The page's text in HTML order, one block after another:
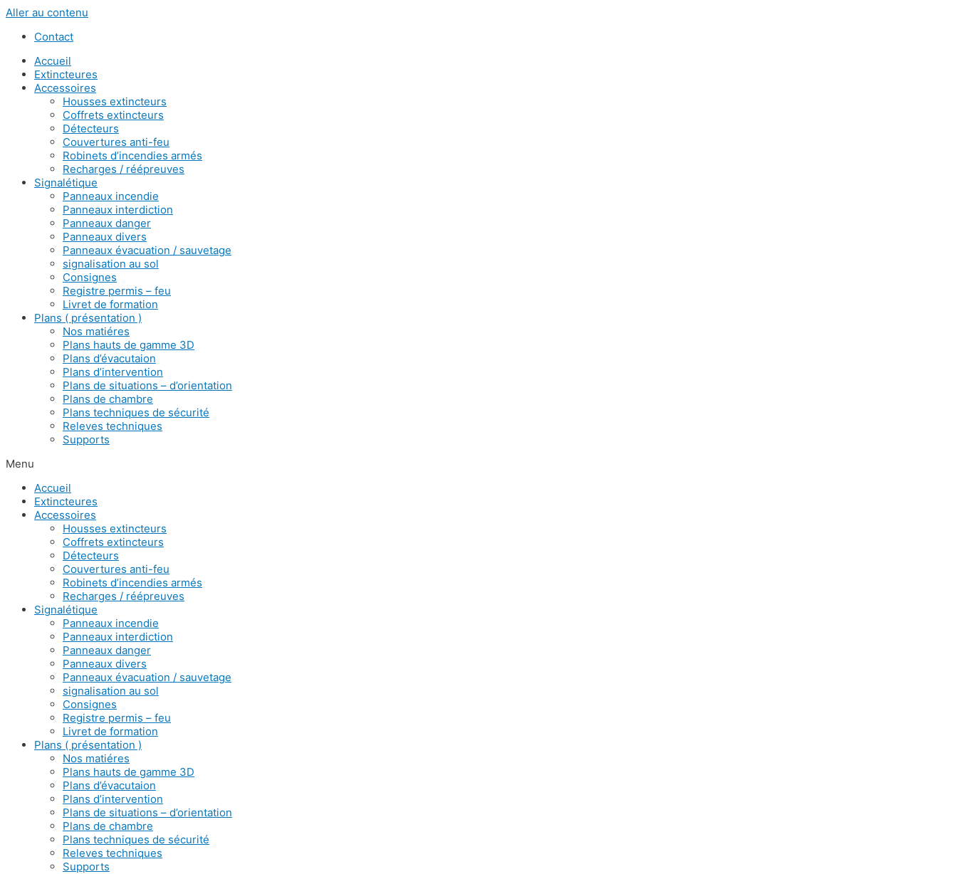
Aller au contenu
Contact
Accueil
Extincteures
Accessoires
Housses extincteurs
Coffrets extincteurs
Détecteurs
Couvertures anti-feu
Robinets d’incendies armés
Recharges / réépreuves
Signalétique
Panneaux incendie
Panneaux interdiction
Panneaux danger
Panneaux divers
Panneaux évacuation / sauvetage
signalisation au sol
Consignes
Registre permis – feu
Livret de formation
Plans ( présentation )
Nos matiéres
Plans hauts de gamme 3D
Plans d’évacutaion
Plans d’intervention
Plans de situations – d’orientation
Plans de chambre
Plans techniques de sécurité
Releves techniques
Supports
Menu
Accueil
Extincteures
Accessoires
Housses extincteurs
Coffrets extincteurs
Détecteurs
Couvertures anti-feu
Robinets d’incendies armés
Recharges / réépreuves
Signalétique
Panneaux incendie
Panneaux interdiction
Panneaux danger
Panneaux divers
Panneaux évacuation / sauvetage
signalisation au sol
Consignes
Registre permis – feu
Livret de formation
Plans ( présentation )
Nos matiéres
Plans hauts de gamme 3D
Plans d’évacutaion
Plans d’intervention
Plans de situations – d’orientation
Plans de chambre
Plans techniques de sécurité
Releves techniques
Supports